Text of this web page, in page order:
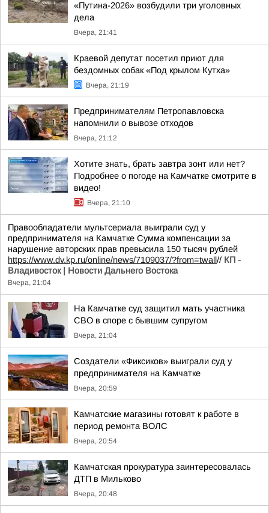
«Путина-2026» возбудили три уголовных
дела
Вчера, 21:41
Краевой депутат посетил приют для
бездомных собак «Под крылом Кутха»
Вчера, 21:19
Предпринимателям Петропавловска
напомнили о вывозе отходов
Вчера, 21:12
Хотите знать, брать завтра зонт или нет?
Подробнее о погоде на Камчатке смотрите в
видео!
Вчера, 21:10
Правообладатели мультсериала выиграли суд у
предпринимателя на Камчатке Сумма компенсации за
нарушение авторских прав превысила 150 тысяч рублей
https://www.dv.kp.ru/online/news/7109037/?from=twall// КП -
Владивосток | Новости Дальнего Востока
Вчера, 21:04
На Камчатке суд защитил мать участника
СВО в споре с бывшим супругом
Вчера, 21:04
Создатели «Фиксиков» выиграли суд у
предпринимателя на Камчатке
Вчера, 20:59
Камчатские магазины готовят к работе в
период ремонта ВОЛС
Вчера, 20:54
Камчатская прокуратура заинтересовалась
ДТП в Мильково
Вчера, 20:48